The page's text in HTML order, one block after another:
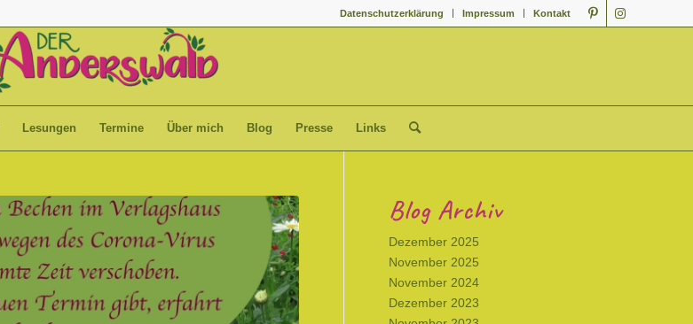
Datenschutzerklärung Impressum Kontakt
Lesungen Termine Über mich Blog Presse Links
Blog Archiv
Dezember 2025
November 2025
November 2024
Dezember 2023